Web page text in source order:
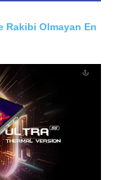
Rakibi Olmayan En